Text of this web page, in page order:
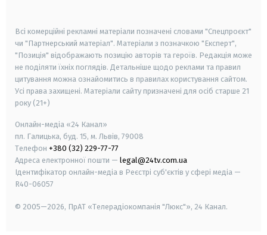
Всі комерційні рекламні матеріали позначені словами "Спецпроєкт"
чи "Партнерський матеріал". Матеріали з позначкою "Експерт",
"Позиція" відображають позицію авторів та героїв. Редакція може
не поділяти їхніх поглядів. Детальніше щодо реклами та правил
цитування можна ознайомитись в правилах користування сайтом.
Усі права захищені. Матеріали сайту призначені для осіб старше 21
року (21+)
Онлайн-медіа «24 Канал»
пл. Галицька, буд. 15, м. Львів, 79008
Телефон +380 (32) 229-77-77
Адреса електронної пошти — legal@24tv.com.ua
Ідентифікатор онлайн-медіа в Реєстрі суб'єктів у сфері медіа —
R40-06057
© 2005—2026, ПрАТ «Телерадіокомпанія "Люкс"», 24 Канал.